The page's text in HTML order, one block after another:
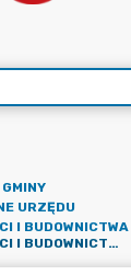
URZĘDU
I BUDOWNICTWA
REFERAT NIERUCHOMOŚCI I BUDOWNICTWA